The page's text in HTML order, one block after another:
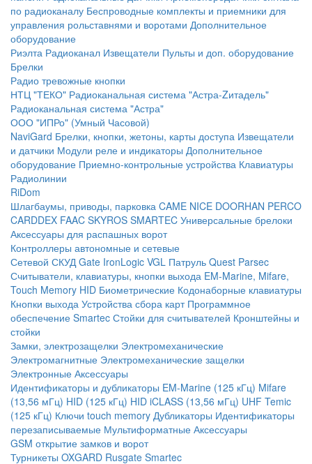
по радиоканалу Беспроводные комплекты и приемники для
управления рольставнями и воротами Дополнительное
оборудование
Риэлта Радиоканал Извещатели Пульты и доп. оборудование
Брелки
Радио тревожные кнопки
НТЦ "ТЕКО" Радиоканальная система "Астра-Zитадель"
Радиоканальная система "Астра"
ООО "ИПРо" (Умный Часовой)
NaviGard Брелки, кнопки, жетоны, карты доступа Извещатели
и датчики Модули реле и индикаторы Дополнительное
оборудование Приемно-контрольные устройства Клавиатуры
Радиолинии
RiDom
Шлагбаумы, приводы, парковка CAME NICE DOORHAN PERCO
CARDDEX FAAC SKYROS SMARTEC Универсальные брелоки
Аксессуары для распашных ворот
Контроллеры автономные и сетевые
Сетевой СКУД Gate IronLogic VGL Патруль Quest Parsec
Считыватели, клавиатуры, кнопки выхода EM-Marine, Mifare,
Touch Memory HID Биометрические Кодонаборные клавиатуры
Кнопки выхода Устройства сбора карт Программное
обеспечение Smartec Стойки для считывателей Кронштейны и
стойки
Замки, электрозащелки Электромеханические
Электромагнитные Электромеханические защелки
Электронные Аксессуары
Идентификаторы и дубликаторы EM-Marine (125 кГц) Mifare
(13,56 мГц) HID (125 кГц) HID iCLASS (13,56 мГц) UHF Temic
(125 кГц) Ключи touch memory Дубликаторы Идентификаторы
перезаписываемые Мультиформатные Аксессуары
GSM открытие замков и ворот
Турникеты OXGARD Rusgate Smartec